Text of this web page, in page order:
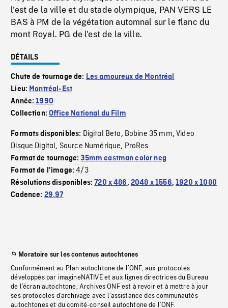
l'est de la ville et du stade olympique, PAN VERS LE
BAS à PM de la végétation automnal sur le flanc du
mont Royal. PG de l'est de la ville.
DÉTAILS
Chute de tournage de: Les amoureux de Montréal
Lieu: Montréal-Est
Année:1990
Collection:Office National du Film
Formats disponibles: Digital Beta, Bobine 35 mm,Video
Disque Digital, Source Numérique, ProRes
Format de tournage:35mm eastman color neg
Format de l'image:4/3
Résolutions disponibles:720 x 486, 2048 x 1556,1920 x 1080
Cadence: 29.97
Moratoire sur les contenus autochtones
Conformément au Plan autochtone de l’ONF, aux protocoles
développés par imagineNATIVE et aux lignes directrices du Bureau
de l’écran autochtone, Archives ONF est à revoir et à mettre à jour
ses protocoles d’archivage avec l’assistance des communautés
autochtones et du comité-conseil autochtone de l’ONF.